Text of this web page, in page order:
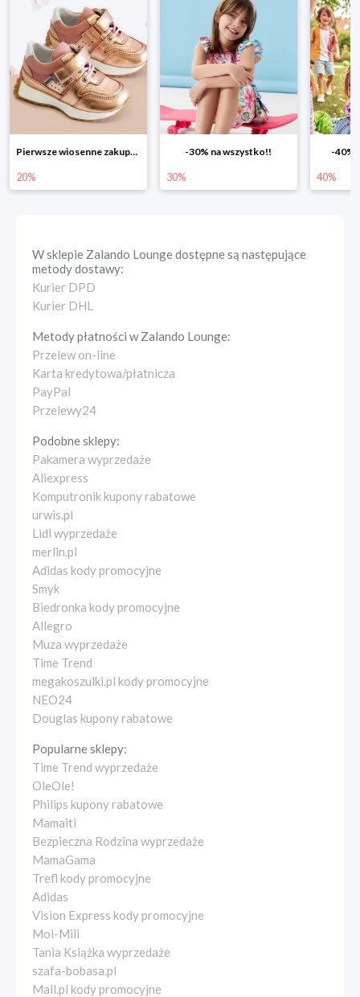
Pierwsze wiosenne zakupy -20%
20%
-30% na wszystko!!
30%
-40%
40%
W sklepie Zalando Loungedostępne są następujące
metody dostawy:
Kurier DPD
Kurier DHL
Metody płatności wZalando Lounge:
Przelew on-line
Karta kredytowa/płatnicza
PayPal
Przelewy24
Podobne sklepy:
Pakamera wyprzedaże
Aliexpress
Komputronik kupony rabatowe
urwis.pl
Lidl wyprzedaże
merlin.pl
Adidas kody promocyjne
Smyk
Biedronka kody promocyjne
Allegro
Muza wyprzedaże
Time Trend
megakoszulki.pl kody promocyjne
NEO24
Douglas kupony rabatowe
Popularne sklepy:
Time Trend wyprzedaże
OleOle!
Philips kupony rabatowe
Mamaiti
Bezpieczna Rodzina wyprzedaże
MamaGama
Trefl kody promocyjne
Adidas
Vision Express kody promocyjne
Moi-Mili
Tania Książka wyprzedaże
szafa-bobasa.pl
Mall.pl kody promocyjne